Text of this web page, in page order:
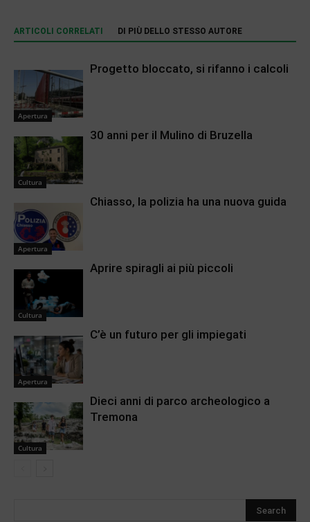
ARTICOLI CORRELATI DI PIÙ DELLO STESSO AUTORE
Apertura
Progetto bloccato, si rifanno i calcoli
Cultura
30 anni per il Mulino di Bruzella
Apertura
Chiasso, la polizia ha una nuova guida
Cultura
Aprire spiragli ai più piccoli
Apertura
C’è un futuro per gli impiegati
Cultura
Dieci anni di parco archeologico a
Tremona